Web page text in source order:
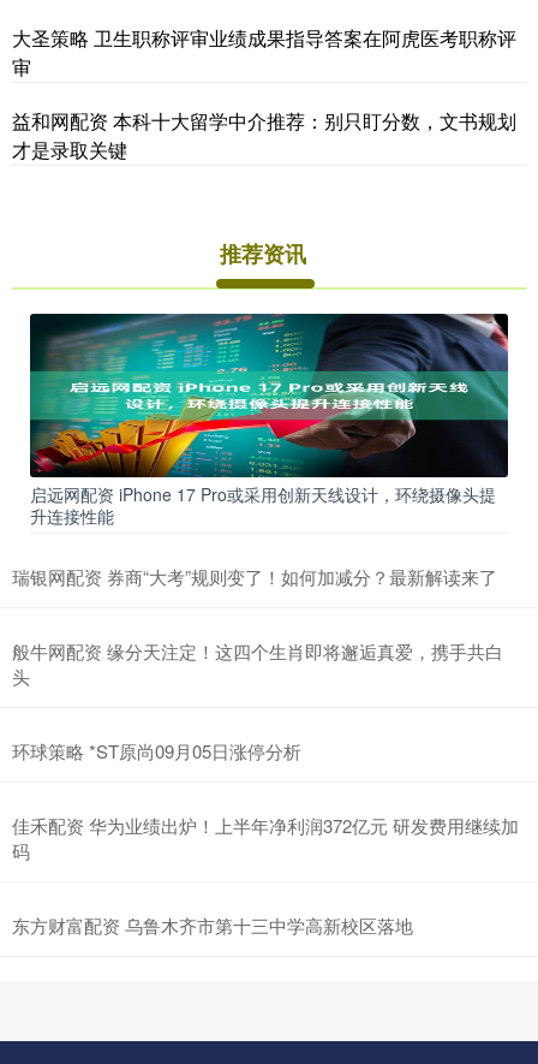
大圣策略 卫生职称评审业绩成果指导答案在阿虎医考职称评
审
益和网配资 本科十大留学中介推荐：别只盯分数，文书规划
才是录取关键
推荐资讯
启远网配资 iPhone 17 Pro或采用创新天线设计，环绕摄像头提
升连接性能
瑞银网配资 券商“大考”规则变了！如何加减分？最新解读来了
般牛网配资 缘分天注定！这四个生肖即将邂逅真爱，携手共白
头
环球策略 *ST原尚09月05日涨停分析
佳禾配资 华为业绩出炉！上半年净利润372亿元 研发费用继续加
码
东方财富配资 乌鲁木齐市第十三中学高新校区落地